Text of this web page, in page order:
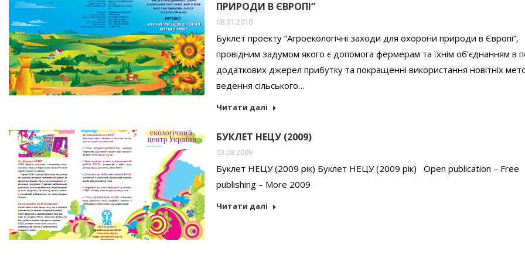
ПРИРОДИ В ЄВРОПІ”
08.01.2010
Буклет проекту “Агроекологічні заходи для охорони природи в Європі”,
провідним задумом якого є допомога фермерам та їхнім об’єднанням в
додаткових джерел прибутку та покращенні використання новітніх
ведення сільського…
Читати далі
БУКЛЕТ НЕЦУ (2009)
03.08.2009
Буклет НЕЦУ (2009 рік) Буклет НЕЦУ (2009 рік) Open publication – Free
publishing – More 2009
Читати далі